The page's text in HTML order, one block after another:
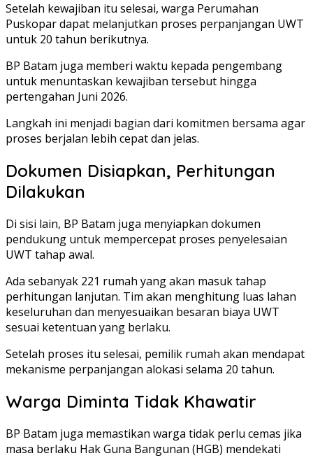
Setelah kewajiban itu selesai, warga Perumahan
Puskopar dapat melanjutkan proses perpanjangan UWT
untuk 20 tahun berikutnya.
BP Batam juga memberi waktu kepada pengembang
untuk menuntaskan kewajiban tersebut hingga
pertengahan Juni 2026.
Langkah ini menjadi bagian dari komitmen bersama agar
proses berjalan lebih cepat dan jelas.
Dokumen Disiapkan, Perhitungan
Dilakukan
Di sisi lain, BP Batam juga menyiapkan dokumen
pendukung untuk mempercepat proses penyelesaian
UWT tahap awal.
Ada sebanyak 221 rumah yang akan masuk tahap
perhitungan lanjutan. Tim akan menghitung luas lahan
keseluruhan dan menyesuaikan besaran biaya UWT
sesuai ketentuan yang berlaku.
Setelah proses itu selesai, pemilik rumah akan mendapat
mekanisme perpanjangan alokasi selama 20 tahun.
Warga Diminta Tidak Khawatir
BP Batam juga memastikan warga tidak perlu cemas jika
masa berlaku Hak Guna Bangunan (HGB) mendekati